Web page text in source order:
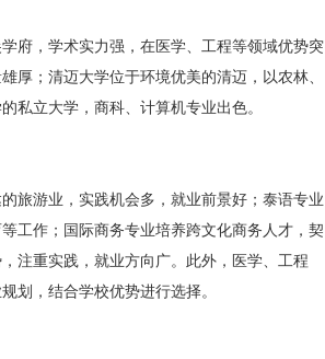
府，学术实力强，在医学、工程等领域优势突
厚；清迈大学位于环境优美的清迈，以农林、
私立大学，商科、计算机专业出色。
旅游业，实践机会多，就业前景好；泰语专业
工作；国际商务专业培养跨文化商务人才，契
注重实践，就业方向广。此外，医学、工程
划，结合学校优势进行选择。